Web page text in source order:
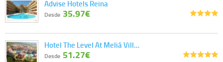
Advise Hotels Reina
Desde 35.97€
Hotel The Level At Meliá Vill…
Desde 51.27€